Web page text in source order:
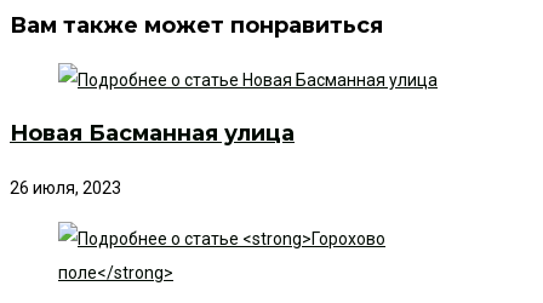
Вам также может понравиться
Новая Басманная улица
26 июля, 2023